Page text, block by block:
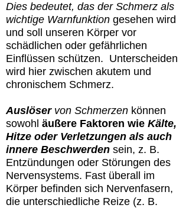
Dies bedeutet, das der Schmerz als
wichtige Warnfunktion gesehen wird
und soll unseren Körper vor
schädlichen oder gefährlichen
Einflüssen schützen. Unterscheiden
wird hier zwischen akutem und
chronischem Schmerz.
Auslöservon Schmerzen können
sowohl äußere Faktoren wie Kälte,
Hitze oder Verletzungen als auch
innere Beschwerden sein, z. B.
Entzündungen oder Störungen des
Nervensystems. Fast überall im
Körper befinden sich Nervenfasern,
die unterschiedliche Reize (z. B.